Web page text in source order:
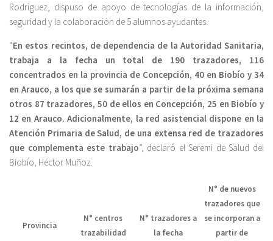
Rodríguez, dispuso de apoyo de tecnologías de la información,
seguridad y la colaboración de 5 alumnos ayudantes.
“En estos recintos, de dependencia de la Autoridad Sanitaria,
trabaja a la fecha un total de 190 trazadores, 116
concentrados en la provincia de Concepción, 40 en Biobío y 34
en Arauco, a los que se sumarán a partir de la próxima semana
otros 87 trazadores, 50 de ellos en Concepción, 25 en Biobío y
12 en Arauco. Adicionalmente, la red asistencial dispone en la
Atención Primaria de Salud, de una extensa red de trazadores
que complementa este trabajo”, declaró el Seremi de Salud del
Biobío, Héctor Muñoz.
Provincia
N° centros
trazabilidad
N° trazadores a
la fecha
N° de nuevos
trazadores que
se incorporan a
partir de